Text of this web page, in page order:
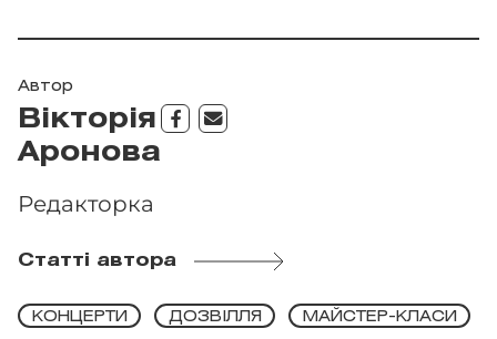
Автор
Вікторія
Аронова
Редакторка
Статті автора
КОНЦЕРТИ ДОЗВІЛЛЯ МАЙСТЕР-КЛАСИ